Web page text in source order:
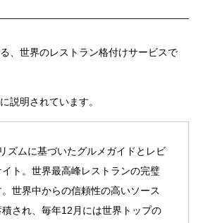
、世界のレストラン格付けサービスで
説明されています。
ズムに基づいたグルメガイドとレビ
イト。世界最高峰レストランの完璧
世界中からの信頼性の高いソース
され、毎年12月には世界トップの